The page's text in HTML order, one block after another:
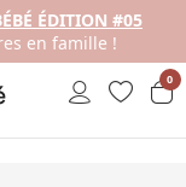
ÉDITION #05
en famille !
0